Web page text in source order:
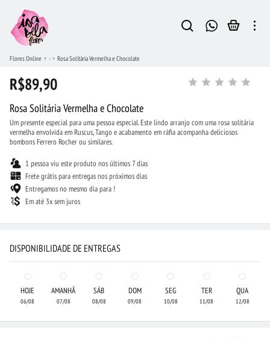
Flores Online - Rosa Solitária Vermelha e Chocolate
R$89,90
Rosa Solitária Vermelha e Chocolate
Um presente especial para uma pessoa especial. Este lindo arranjo com uma rosa solitária
vermelha envolvida em Ruscus, Tango e acabamento em ráfia acompanha deliciosos
bombons Ferrero Rocher ou similares.
1 pessoa viu este produto nos últimos 7 dias
Frete grátis para entregas nos próximos dias
Entregamos no mesmo dia para !
Em até 3x sem juros
DISPONIBILIDADE DE ENTREGAS
HOJE
06/08
AMANHÃ
07/08
SÁB
08/08
DOM
09/08
SEG
10/08
TER
11/08
QUA
12/08